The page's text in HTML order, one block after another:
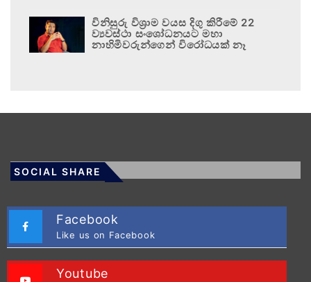
විනිසුරු විශ්‍රාම වයස දිගු කිරීමේ 22
ව්‍යවස්ථා සංශෝධනයට මහා
නාහිමිවරුන්ගෙන් විරෝධයක් නෑ
SOCIAL SHARE
Facebook
Like us on Facebook
Youtube